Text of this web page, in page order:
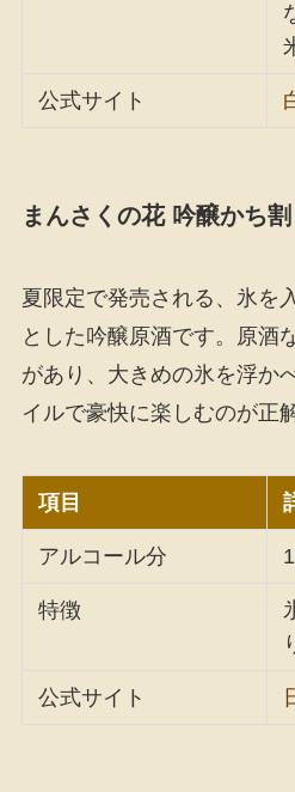
公式サイト
まんさくの花 吟醸かち
夏限定で発売される、氷を
とした吟醸原酒です。原酒
があり、大きめの氷を浮か
イルで豪快に楽しむのが正
項目
アルコール分
特徴
公式サイト